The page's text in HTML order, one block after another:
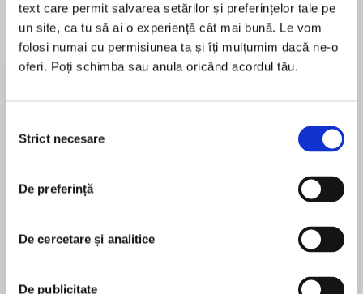
text care permit salvarea setărilor și preferințelor tale pe
un site, ca tu să ai o experiență cât mai bună. Le vom
folosi numai cu permisiunea ta și îți mulțumim dacă ne-o
oferi. Poți schimba sau anula oricând acordul tău.
consimțământului
Strict necesare
De preferință
De cercetare și analitice
De publicitate
Desprecarte
When it comes to men, Megan Murphy has an
aversion to "I do". Then she meets irresistible
you've got a feast of fabulous fun!
MAI MULT
pentru această carte
Janet Evanovich is the #1 New York Times
the co-authored Fox and O’Hare series, the Knight